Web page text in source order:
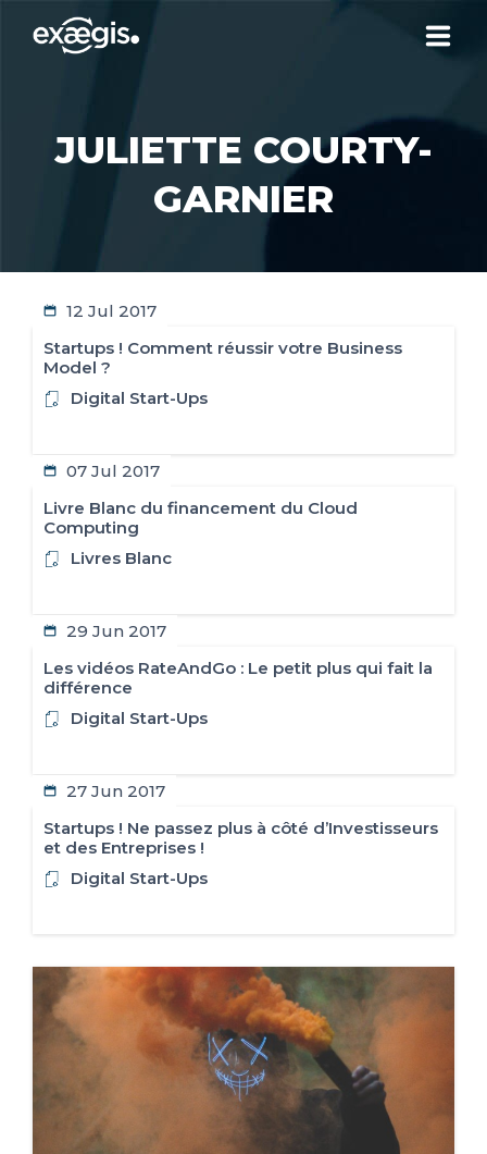
CONTACT US
YOUR ACCOUNT
FR
JULIETTE COURTY-
GARNIER
12 Jul 2017
Startups ! Comment réussir votre Business
Model ?
Digital Start-Ups
07 Jul 2017
Livre Blanc du financement du Cloud
Computing
Livres Blanc
29 Jun 2017
Les vidéos RateAndGo : Le petit plus qui fait la
différence
Digital Start-Ups
27 Jun 2017
Startups ! Ne passez plus à côté d’Investisseurs
et des Entreprises !
Digital Start-Ups